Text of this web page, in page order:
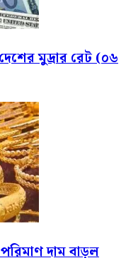
মুদ্রার রেট (০৬
দাম বাড়ল